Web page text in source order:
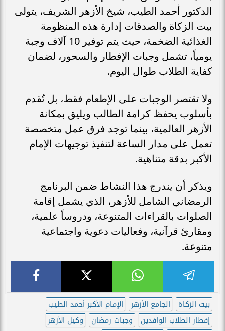
الدكتور أحمد الطيب، شيخ الأزهر الشريف، يتولى
بيت الزكاة والصدقات إدارة هذه المنظومة
الغذائية الضخمة، حيث يتم توفير 10 آلاف وجبة
يومياً، تشمل وجبات الإفطار والسحور، لضمان
كفاية الطلاب طوال اليوم.
ولا تقتصر الوجبات على الإطعام فقط، بل تُقدم
بأسلوب يحفظ كرامة الطالب ويليق بمكانة
الأزهر العالمية، بينما توجد فرق عمل متخصصة
تعمل على مدار الساعة لتنفيذ توجيهات الإمام
الأكبر بدقة متناهية.
ويذكر أن يندرج هذا النشاط ضمن البرنامج
الرمضاني الشامل للأزهر، الذي يشمل إقامة
الصلوات بالقراءات المتنوعة، ودروساً علمية،
ومقارئ قرآنية، وفعاليات دعوية واجتماعية
متنوعة.
بيت الزكاة الجامع الأزهر
الإمام الأكبر أحمد الطيب
إفطار الطلاب الوافدين
وجبات رمضان
وكيل الأزهر